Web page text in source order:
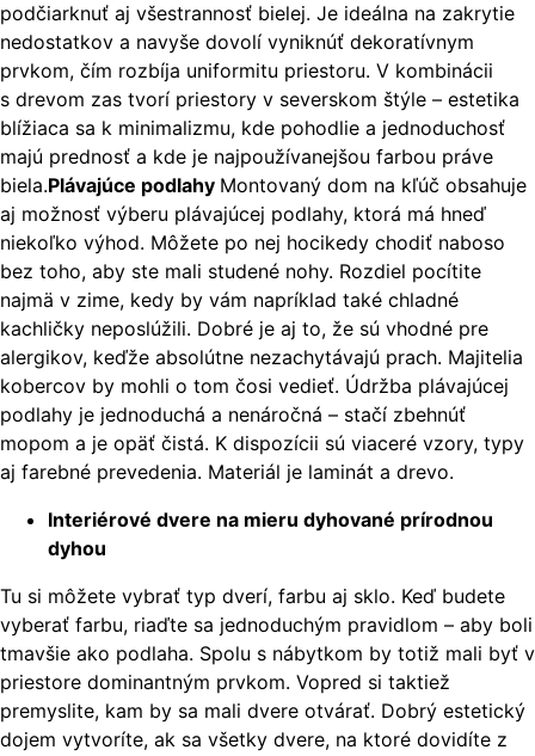
podčiarknuť aj všestrannosť bielej. Je ideálna na zakrytie
nedostatkov a navyše dovolí vyniknúť dekoratívnym
prvkom, čím rozbíja uniformitu priestoru. V kombinácii
s drevom zas tvorí priestory v severskom štýle – estetika
blížiaca sa k minimalizmu, kde pohodlie a jednoduchosť
majú prednosť a kde je najpoužívanejšou farbou práve
biela.Plávajúce podlahy Montovaný dom na kľúč obsahuje
aj možnosť výberu plávajúcej podlahy, ktorá má hneď
niekoľko výhod. Môžete po nej hocikedy chodiť naboso
bez toho, aby ste mali studené nohy. Rozdiel pocítite
najmä v zime, kedy by vám napríklad také chladné
kachličky neposlúžili. Dobré je aj to, že sú vhodné pre
alergikov, keďže absolútne nezachytávajú prach. Majitelia
kobercov by mohli o tom čosi vedieť. Údržba plávajúcej
podlahy je jednoduchá a nenáročná – stačí zbehnúť
mopom a je opäť čistá. K dispozícii sú viaceré vzory, typy
aj farebné prevedenia. Materiál je laminát a drevo.
Interiérové dvere na mieru dyhované prírodnou
dyhou
Tu si môžete vybrať typ dverí, farbu aj sklo. Keď budete
vyberať farbu, riaďte sa jednoduchým pravidlom – aby boli
tmavšie ako podlaha. Spolu s nábytkom by totiž mali byť v
priestore dominantným prvkom. Vopred si taktiež
premyslite, kam by sa mali dvere otvárať. Dobrý estetický
dojem vytvoríte, ak sa všetky dvere, na ktoré dovidíte z